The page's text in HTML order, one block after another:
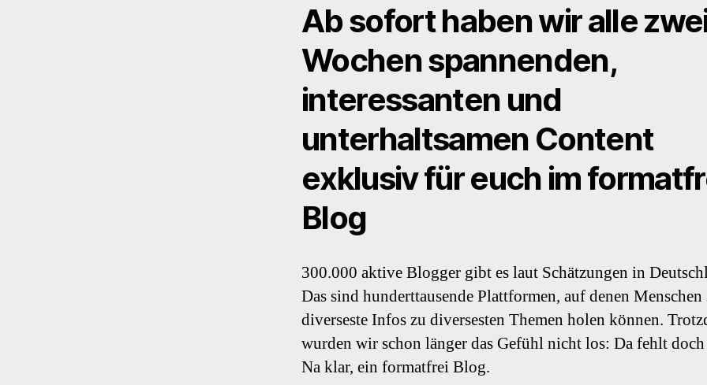
Ab sofort haben wir alle
Wochen spannenden,
interessanten und
unterhaltsamen Content
exklusiv für euch im
Blog
300.000 aktive Blogger gibt es laut Schätzungen in
Das sind hunderttausende Plattformen, auf denen Menschen
diverseste Infos zu diversesten Themen holen können.
wurden wir schon länger das Gefühl nicht los: Da fehlt
Na klar, ein formatfrei Blog.